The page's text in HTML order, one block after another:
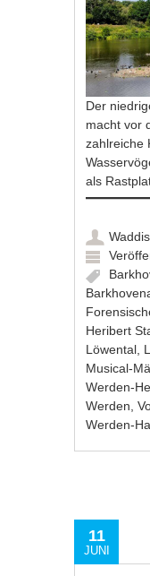
Der
macht vor
zahlreiche
als
Heribert
Löwental
Musical-
Werden-
Werden ,
Werden-
11
JUNI